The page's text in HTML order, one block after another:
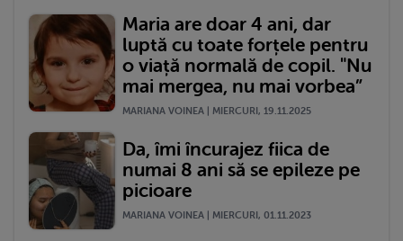
Maria are doar 4 ani, dar
luptă cu toate forțele pentru
o viață normală de copil. "Nu
mai mergea, nu mai vorbea”
MARIANA VOINEA | MIERCURI, 19.11.2025
Da, îmi încurajez fiica de
numai 8 ani să se epileze pe
picioare
MARIANA VOINEA | MIERCURI, 01.11.2023